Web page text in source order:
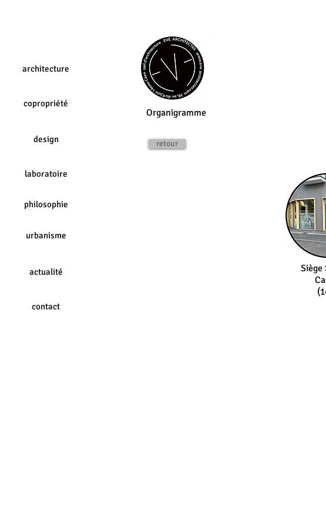
architecture
copropriété
design
laboratoire
philosophie
urbanisme
actualité
Organigramme
retour
Siège
contact